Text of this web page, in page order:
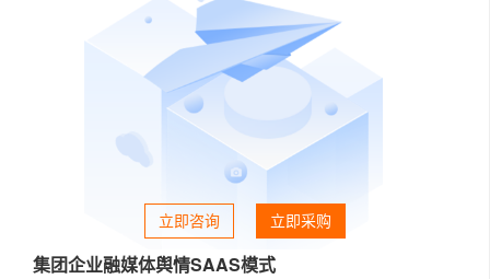
立即咨询 立即采购
集团企业融媒体舆情SAAS模式